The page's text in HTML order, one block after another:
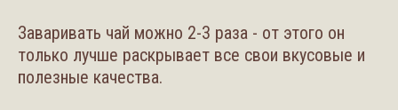
Заваривать чай можно 2-3 раза - от этого он
только лучше раскрывает все свои вкусовые и
полезные качества.